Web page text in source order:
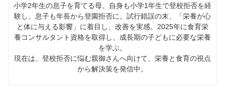
小学2年生の息子を育てる母。自身も小学1年生で登校拒否を経
験し、息子も年長から登園拒否に。試行錯誤の末、「栄養が心
と体に与える影響」に着目し、改善を実感。2025年に食育栄
養コンサルタント資格を取得し、成長期の子どもに必要な栄養
を学ぶ。
現在は、登校拒否に悩む親御さんへ向けて、栄養と食育の視点
から解決策を発信中。